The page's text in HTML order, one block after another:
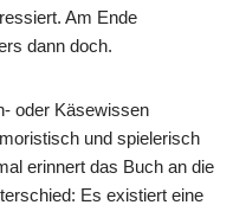
Am Ende
dann doch.
oder Käsewissen
und spielerisch
erinnert das Buch an die
Es existiert eine